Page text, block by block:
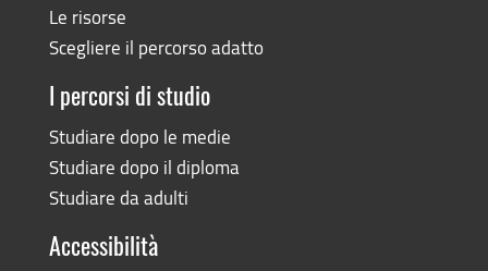
Le risorse
Scegliere il percorso adatto
I percorsi di studio
Studiare dopo le medie
Studiare dopo il diploma
Studiare da adulti
Accessibilità